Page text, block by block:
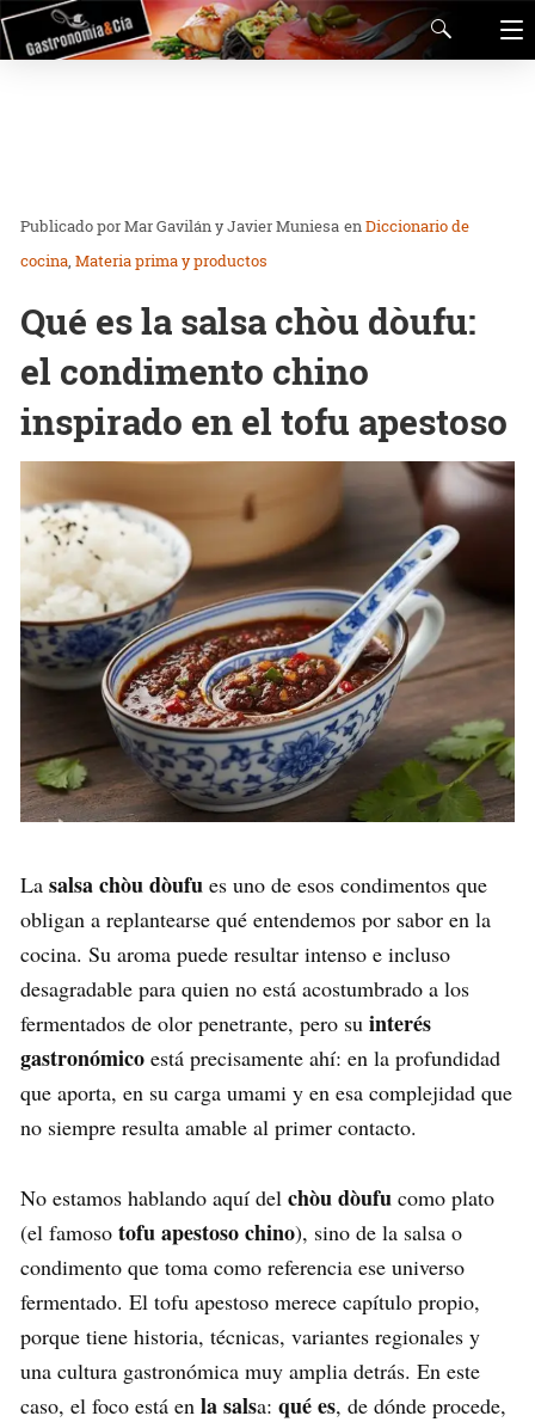
Mar Gavilán y Javier Muniesa enDiccionario de
cocina Materia prima y productos
Qué es la salsa chòu dòufu:
el condimento chino
inspirado en el tofu apestoso
La salsa chòu dòufu es uno de esos condimentos que
obligan a replantearse qué entendemos por sabor en la
cocina. Su aroma puede resultar intenso e incluso
desagradable para quien no está acostumbrado a los
fermentados de olor penetrante, pero su interés
gastronómico está precisamente ahí: en la profundidad
que aporta, en su carga umami y en esa complejidad que
no siempre resulta amable al primer contacto.
No estamos hablando aquí del chòu dòufu como plato
(el famoso tofu apestoso chino), sino de la salsa o
condimento que toma como referencia ese universo
fermentado. El tofu apestoso merece capítulo propio,
porque tiene historia, técnicas, variantes regionales y
una cultura gastronómica muy amplia detrás. En este
caso, el foco está en la salsa: qué es, de dónde procede,